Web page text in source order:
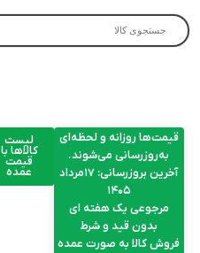
قیمت‌ها روزانه و لحظه‌ای
به‌روزرسانی می‌شوند.
آخرین بروزرسانی: ۱۷مرداد
۱۴۰۵
مرجوعی یک هفته ای
بدون قید و شرط
فروش کالا به صورت عمده
لیست
کالاها با
قیمت
عمده